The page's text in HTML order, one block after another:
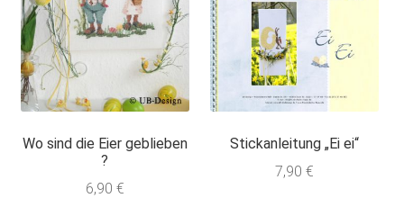
Wo sind die Eier geblieben
?
6,90 €
Stickanleitung „Ei ei“
7,90€